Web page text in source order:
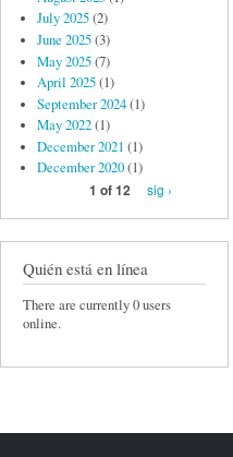
July 2025(2)
June 2025(3)
May 2025(7)
April 2025(1)
September 2024(1)
May 2022(1)
December 2021 (1)
December 2020(1)
1 of 12
sig ›
Quién está en línea
There are currently 0 users
online.